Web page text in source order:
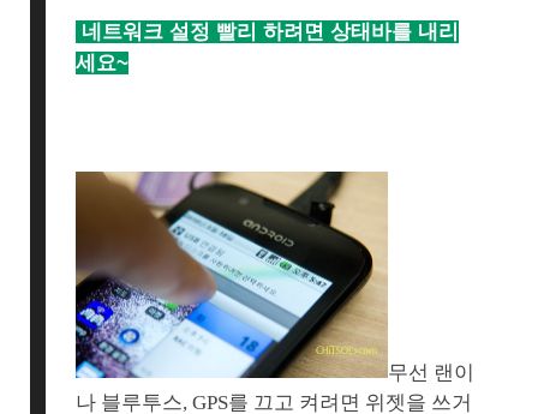
네트워크 설정 빨리 하려면 상태바를 내리
세요~
무선 랜이
나 블루투스, GPS를 끄고 켜려면 위젯을 쓰거